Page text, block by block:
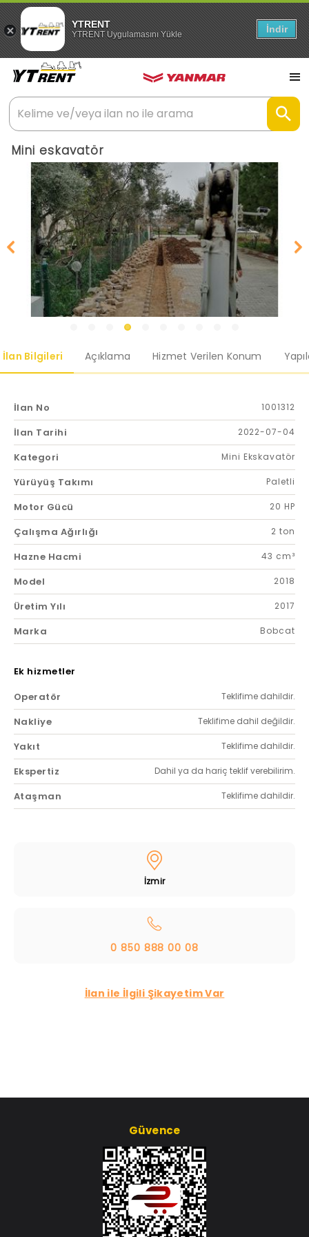
YTRENT
YTRENT Uygulamasını Yükle İndir
Mini eskavatör
İlan Bilgileri Açıklama Hizmet Verilen Konum
İlan No 1001312
İlan Tarihi 2022-07-04
Kategori Mini Ekskavatör
Yürüyüş Takımı Paletli
Motor Gücü 20 HP
Çalışma Ağırlığı 2 ton
Hazne Hacmi 43 cm³
Model 2018
Üretim Yılı 2017
Marka Bobcat
Ek hizmetler
Operatör
Teklifime dahildir.
Nakliye Teklifime dahil değildir.
Yakıt Teklifime dahildir.
Ekspertiz Dahil ya da hariç teklif verebilirim.
Ataşman Teklifime dahildir.
İzmir
0 850 888 00 08
İlan ile İlgili Şikayetim Var
Güvence